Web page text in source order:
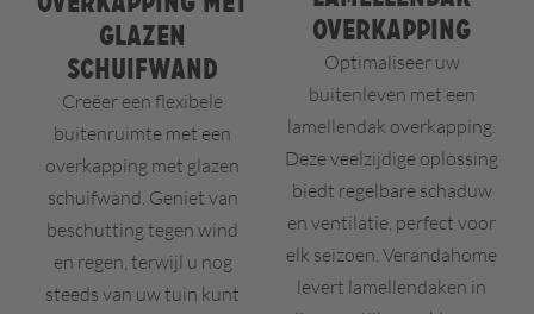
glazen
schuifwand
Creëer een flexibele
buitenruimte met een
overkapping met glazen
schuifwand. Geniet van
beschutting tegen wind
en regen, terwijl u nog
steeds van uw tuin kunt
overkapping
Optimaliseer uw
buitenleven met een
lamellendak overkapping.
Deze veelzijdige oplossing
biedt regelbare schaduw
en ventilatie, perfect voor
elk seizoen. Verandahome
levert lamellendaken in